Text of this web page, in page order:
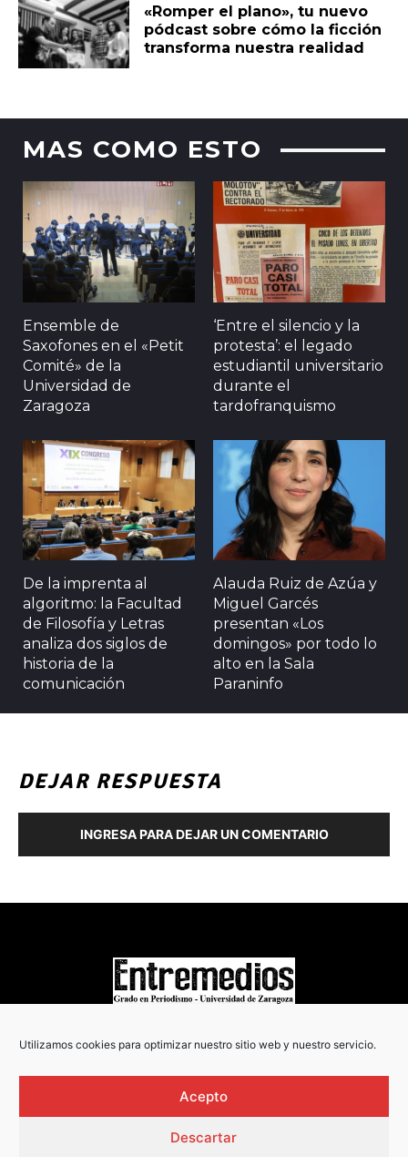
Utilizamos cookies para optimizar nuestro sitio web y nuestro servicio.
Acepto
Descartar
«Romper el plano», tu nuevo
pódcast sobre cómo la ficción
transforma nuestra realidad
MAS COMO ESTO
Ensemble de
Saxofones en el «Petit
Comité» de la
Universidad de
Zaragoza
‘Entre el silencio y la
protesta’: el legado
estudiantil universitario
durante el
tardofranquismo
De la imprenta al
algoritmo: la Facultad
de Filosofía y Letras
analiza dos siglos de
historia de la
comunicación
Alauda Ruiz de Azúa y
Miguel Garcés
presentan «Los
domingos» por todo lo
alto en la Sala
Paraninfo
DEJAR RESPUESTA
INGRESA PARA DEJAR UN COMENTARIO